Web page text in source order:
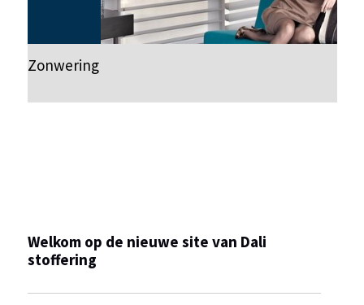
Zonwering
Welkom op de nieuwe site van Dali
stoffering